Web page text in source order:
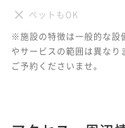
ペットもOK
※施設の特徴は一般的な設
やサービスの範囲は異なり
ご予約くださいませ。